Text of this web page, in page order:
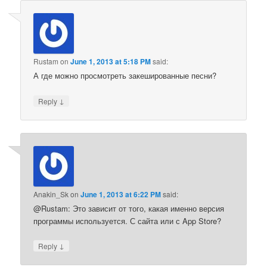
Rustam onJune 1, 2013 at 5:18 PMsaid:
А где можно просмотреть закешированные песни?
Reply ↓
Anakin_SkonJune 1, 2013 at 6:22 PMsaid:
@Rustam: Это зависит от того, какая именно версия
программы используется. С сайта или с App Store?
Reply ↓